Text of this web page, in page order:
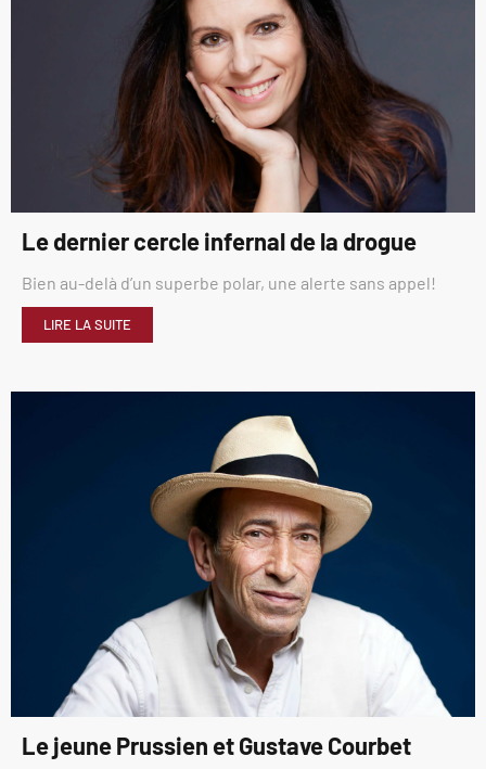
Le dernier cercle infernal de la drogue
Bien au-delà d’un superbe polar, une alerte sans appel!
LIRE LA SUITE
Le jeune Prussien et Gustave Courbet